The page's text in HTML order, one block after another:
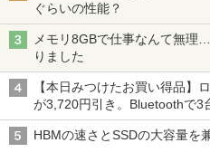
ぐらいの性能？
メモリ8GBで仕事なんて無
りました
【本日みつけたお買い得品】
が3,720円引き。Bluetoothで3
HBMの速さとSSDの大容量を